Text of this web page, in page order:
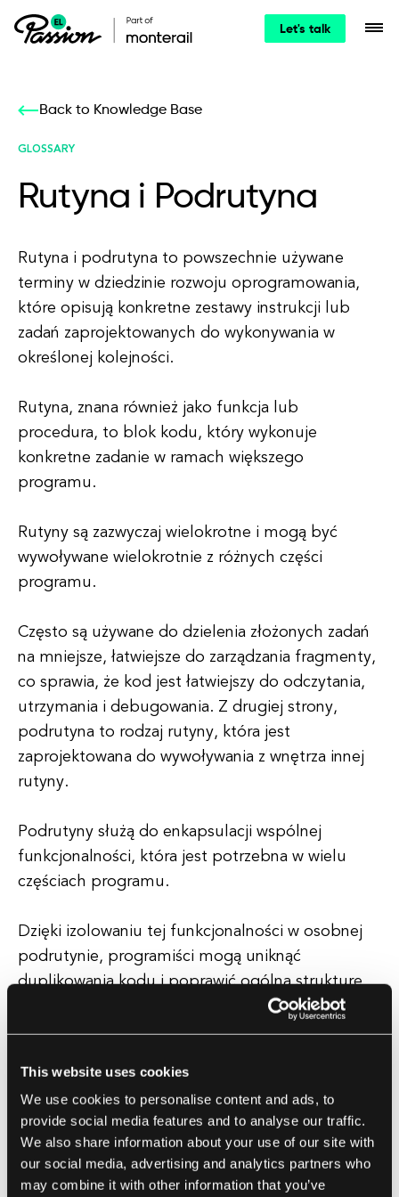
This website uses cookies
We use cookies to personalise content and ads, to
provide social media features and to analyse our traffic.
We also share information about your use of our site with
our social media, advertising and analytics partners who
may combine it with other information that you’ve
Let's talk
Back to Knowledge Base
GLOSSARY
Rutyna i Podrutyna
Rutyna i podrutyna to powszechnie używane
terminy w dziedzinie rozwoju oprogramowania,
które opisują konkretne zestawy instrukcji lub
zadań zaprojektowanych do wykonywania w
określonej kolejności.
Rutyna, znana również jako funkcja lub
procedura, to blok kodu, który wykonuje
konkretne zadanie w ramach większego
programu.
Rutyny są zazwyczaj wielokrotne i mogą być
wywoływane wielokrotnie z różnych części
programu.
Często są używane do dzielenia złożonych zadań
na mniejsze, łatwiejsze do zarządzania fragmenty,
co sprawia, że kod jest łatwiejszy do odczytania,
utrzymania i debugowania. Z drugiej strony,
podrutyna to rodzaj rutyny, która jest
zaprojektowana do wywoływania z wnętrza innej
rutyny.
Podrutyny służą do enkapsulacji wspólnej
funkcjonalności, która jest potrzebna w wielu
częściach programu.
Dzięki izolowaniu tej funkcjonalności w osobnej
podrutynie, programiści mogą uniknąć
duplikowania kodu i poprawić ogólną strukturę
oraz wydajność swoich programów. Zarówno
rutyny, jak i podrutyny odgrywają kluczową rolę w
programistom pisać bardziej modułowy,
łatwiejszy w utrzymaniu i skalowalny kod.
Dzieląc zadania na mniejsze, wielokrotnego
użytku jednostki kodu, programiści mogą